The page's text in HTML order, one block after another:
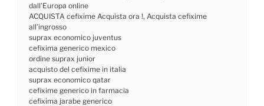
dall’Europa online
ACQUISTA cefixime Acquista ora !, Acquista cefixime
all’ingrosso
suprax economico juventus
cefixima generico mexico
ordine suprax junior
acquisto del cefixime in italia
suprax economico qatar
cefixime generico in farmacia
cefixima jarabe generico